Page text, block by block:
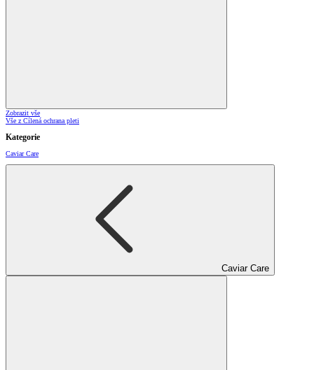
Zobrazit vše
Vše z Cílená ochrana pleti
Kategorie
Caviar Care
Caviar Care